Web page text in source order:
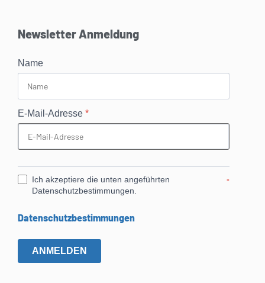
Newsletter Anmeldung
Name
E-Mail-Adresse *
Ich akzeptiere die unten angeführten
Datenschutzbestimmungen.
*
Datenschutzbestimmungen
ANMELDEN